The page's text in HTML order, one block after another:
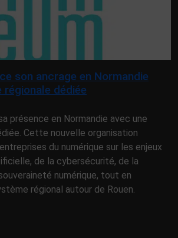
son ancrage en Normandie
régionale dédiée
présence en Normandie avec une
Cette nouvelle organisation
du numérique sur les enjeux
de la cybersécurité, de la
numérique, tout en
régional autour de Rouen.